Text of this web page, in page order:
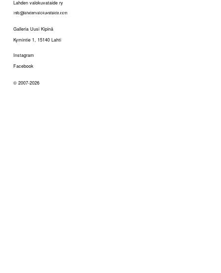
Lahden valokuvataide ry
Galleria Uusi Kipinä
Kymintie 1, 15140 Lahti
Instagram
Facebook
© 2007-2026